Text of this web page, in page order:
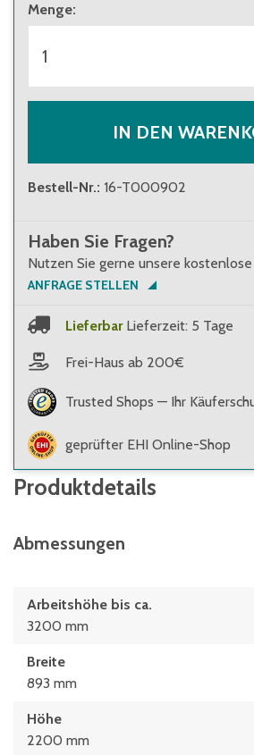
Menge:
IN DEN
Bestell-Nr.: 16-T000902
Haben Sie Fragen?
Nutzen Sie gerne unsere kostenlose
ANFRAGE STELLEN
Lieferbar Lieferzeit: 5 Tage
Frei-Haus ab 200€
Trusted Shops — Ihr
geprüfter EHI Online-Shop
Produktdetails
Abmessungen
Arbeitshöhe bis ca.
3200 mm
Breite
893 mm
Höhe
2200 mm